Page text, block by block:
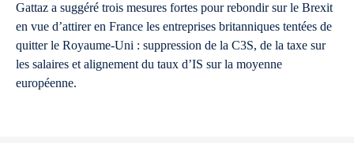
Gattaz a suggéré trois mesures fortes pour rebondir sur le Brexit
en vue d’attirer en France les entreprises britanniques tentées de
quitter le Royaume-Uni : suppression de la C3S, de la taxe sur
les salaires et alignement du taux d’IS sur la moyenne
européenne.